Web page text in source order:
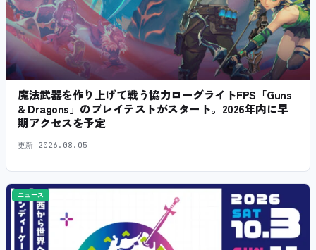
魔法武器を作り上げて戦う協力ローグライトFPS「Guns
& Dragons」のプレイテストがスタート。2026年内に早
期アクセスを予定
更新 2026.08.05
ニュース